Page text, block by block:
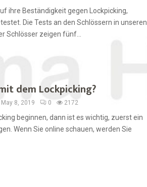
ihre Beständigkeit gegen Lockpicking,
Die Tests an den Schlössern in unseren
Schlösser zeigen fünf...
dem Lockpicking?
May 8, 2019 0 2172
beginnen, dann ist es wichtig, zuerst ein
Wenn Sie online schauen, werden Sie